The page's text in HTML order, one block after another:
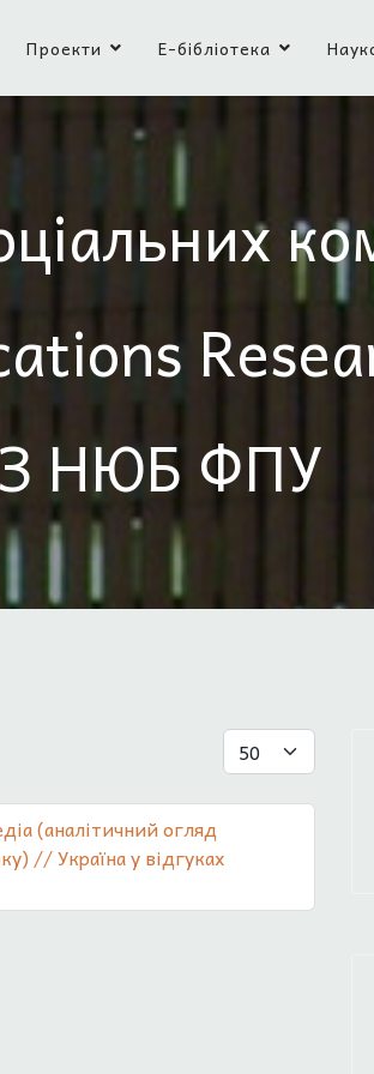
Проекти Е-бібліотека
НЮБ ФПУ
Показувати
(аналітичний огляд
// Україна у відгуках